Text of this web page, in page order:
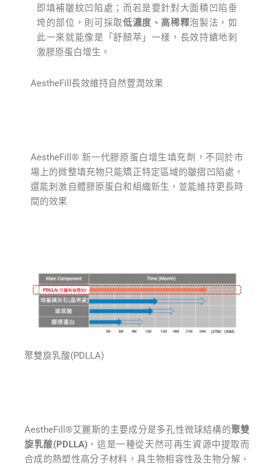
即填補皺紋凹陷處；而若是要針對大面積凹陷垂
垮的部位，則可採取低濃度、高稀釋泡製法，如
此一來就能像是「舒顏萃」一樣，長效持續地刺
激膠原蛋白增生。
AestheFill⻑效維持⾃然豐潤效果
AestheFill® 新⼀代膠原蛋⽩增生填充劑，不同於市
場上的微整填充物只能矯正特定區域的皺摺凹陷處，
還能刺激自體膠原蛋白和組織新生，並能維持更長時
間的效果
聚雙旋乳酸(PDLLA)
AestheFill®艾麗斯的主要成分是多孔性微球結構的聚雙
旋乳酸(PDLLA)，這是一種從天然可再生資源中提取而
合成的熱塑性高分子材料，具生物相容性及生物分解、